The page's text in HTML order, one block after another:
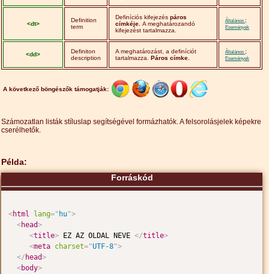
<dt>
Definition
term
Definíciós kifejezés páros
címkéje. A meghatározandó
kifejezést tartalmazza.
Általános ;
Események
<dd>
Definiton
description
A meghatározást, a definíciót
tartalmazza. Páros címke.
Általános ;
Események
A következő böngészők támogatják:
Számozatlan listák stíluslap segítségével formázhatók. A felsorolásjelek képekre
cserélhetők.
Példa:
Forráskód
<html lang=" hu">
<head>
<title> EZ AZ OLDAL NEVE </title>
<meta charset="UTF-8">
</ head>
<body>